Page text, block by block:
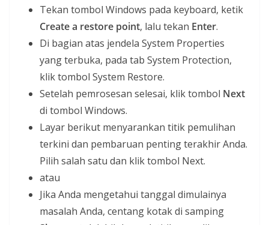
Tekan tombol Windows pada keyboard, ketik
Create a restore point, lalu tekan Enter.
Di bagian atas jendela System Properties
yang terbuka, pada tab System Protection,
klik tombol System Restore.
Setelah pemrosesan selesai, klik tombol Next
di tombol Windows.
Layar berikut menyarankan titik pemulihan
terkini dan pembaruan penting terakhir Anda.
Pilih salah satu dan klik tombol Next.
atau
Jika Anda mengetahui tanggal dimulainya
masalah Anda, centang kotak di samping